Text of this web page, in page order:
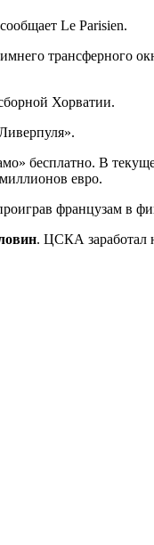
Le Parisien.
трансферного
Хорватии.
бесплатно. В
евро.
французам в
. ЦСКА заработал